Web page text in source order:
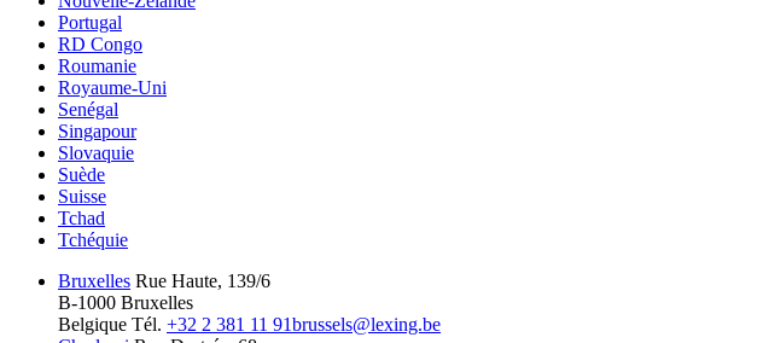
Portugal
RD Congo
Roumanie
Royaume-Uni
Senégal
Singapour
Slovaquie
Suède
Suisse
Tchad
Tchéquie
Bruxelles Rue Haute, 139/6
B-1000 Bruxelles
Belgique Tél. +32 2 381 11 91brussels@lexing.be